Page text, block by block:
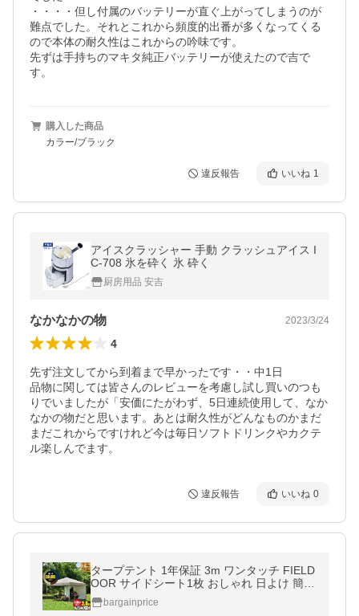
・・・・但し付属のバッテリーが直ぐ上がってしまうのが
難点でした。それとこれから頻度的出番が多くなってくる
ので本体の耐久性はこれからの吟味です。
先ずは手持ちのマキタ純正バッテリーが使えたので吉で
す。
購入した商品
カラー/ブラック
違反報告 いいね 1
アイスクラッシャー 手動 クラッシュアイス I
C-708 氷を砕く 氷 砕く
厨房用品 安吉
なかなかの物 2023/3/24
4
先ず注文してから到着まで早かったです・・中1日
品物に関しては皆さんのレビューを考慮し試し買いのつも
りでいましたが「安価にたがわず、5日連続使用して、なか
なかの物だと思います。あとは耐久性がどんなものかまだ
まだこれからですけれど今は毎日ソフトドリンクやカクテ
ル楽しんでます。
違反報告 いいね 0
タープテント 1年保証 3m ワンタッチ FIELD
OOR サイドシート1枚 おしゃれ 日よけ 簡単
タープ テント アウトドア バーベキュー キャ
ンプ UVカット 耐水 送料無料
bargainprice